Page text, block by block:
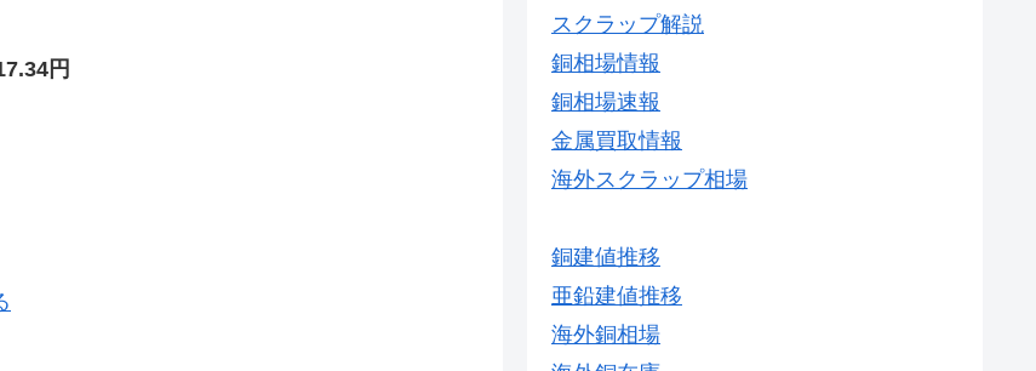
円
スクラップ解説
銅相場情報
銅相場速報
金属買取情報
海外スクラップ相場
銅建値推移
亜鉛建値推移
海外銅相場